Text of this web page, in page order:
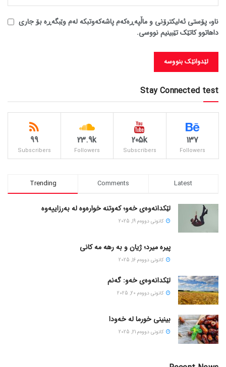
ناو، پۆستی ئەلیکترۆنی و ماڵپەڕەکەم پاشەکەوتبکە لەم وێبگەڕە بۆ جاری
داهاتوو کاتێک تێبینیم نووسی.
Stay Connected test
137
Followers
205k
Subscribers
23.9k
Followers
99
Subscribers
Trending Comments Latest
لێکدانەوەی خەو؛ کەوتنە خوارەوە لە بەرزاییەوە
كانونی دووه‌م 19, 2025
پیره میرد؛ ژیان و به رهه مه کانی
كانونی دووه‌م 16, 2025
لێکدانەوەی خەو: گەنم
كانونی دووه‌م 20, 2025
بینینی خورما لە خەودا
كانونی دووه‌م 21, 2025